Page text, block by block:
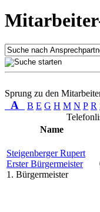
Sprung zu den
A B E G H M N P R
Name
Steigenberger Rupert
Erster Bürgermeister
1. Bürgermeister